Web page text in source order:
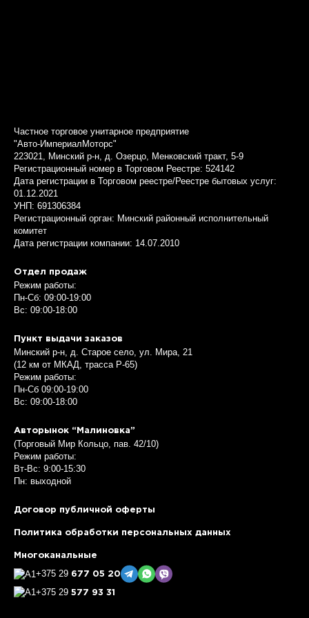
Частное торговое унитарное предприятие
"Авто-ИмпериалМоторс"
223021, Минский р-н, д. Озерцо, Менковский тракт, 5-9
Регистрационный номер в Торговом Реестре: 524142
Дата регистрации в Торговом реестре/Реестре бытовых услуг:
01.12.2021
УНП: 691306384
Регистрационный орган: Минский районный исполнительный
комитет
Дата регистрации компании: 14.07.2010
Отдел продаж
Режим работы:
Пн-Сб: 09:00-19:00
Вс: 09:00-18:00
Пункт выдачи заказов
Минский р-н, д. Старое село, ул. Мира, 21
(12 км от МКАД, трасса P-65)
Режим работы:
Пн-Сб 09:00-19:00
Вс: 09:00-18:00
Авторынок “Малиновка”
(Торговый Мир Кольцо, пав. 42/10)
Режим работы:
Вт-Вс: 9:00-15:30
Пн: выходной
Договор публичной оферты
Политика обработки персональных данных
Многоканальные
+375 29 677 05 20
+375 29 577 93 31